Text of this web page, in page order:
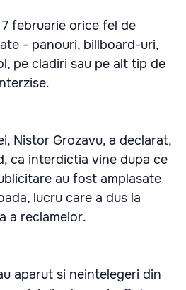
februarie orice fel de
- panouri, billboard-uri,
pe cladiri sau pe alt tip de
Nistor Grozavu, a declarat,
ca interdictia vine dupa ce
au fost amplasate
lucru care a dus la
a reclamelor.
aparut si neintelegeri din